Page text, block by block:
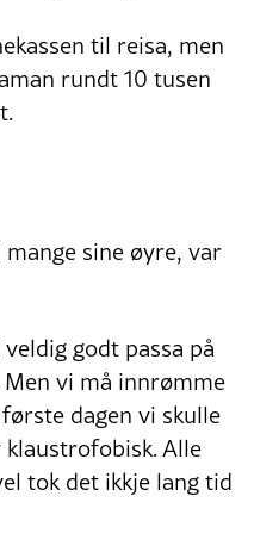
til reisa, men
rundt 10 tusen
sine øyre, var
godt passa på
vi må innrømme
dagen vi skulle
Alle
tok det ikkje lang tid